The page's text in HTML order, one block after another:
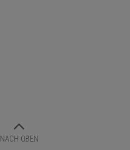
NACH OBEN